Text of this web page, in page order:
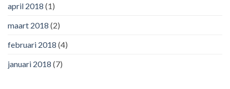
april 2018 (1)
maart 2018 (2)
februari 2018 (4)
januari 2018 (7)